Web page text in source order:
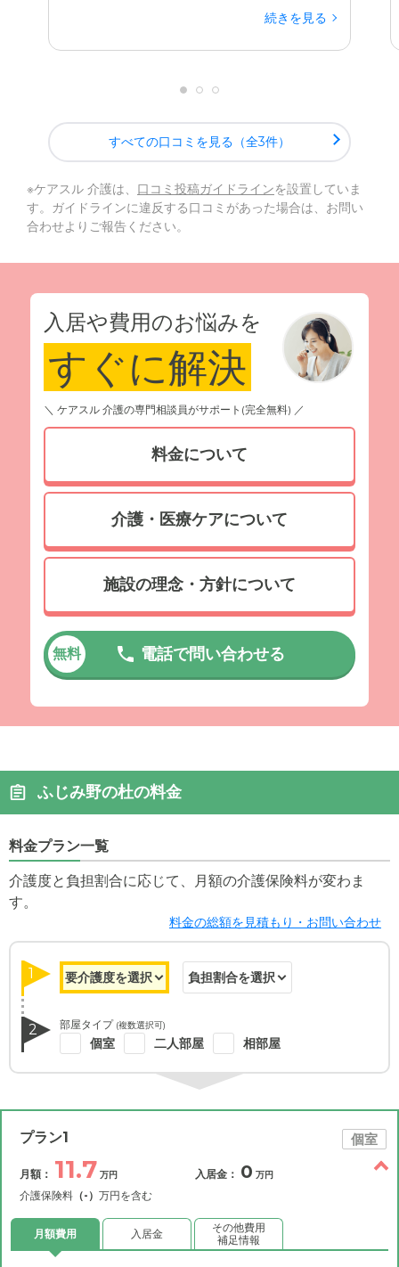
続きを見る
すべての口コミを見る（全3件）
※ケアスル 介護は、 口コミ投稿ガイドラインを設置していま
す。ガイドラインに違反する口コミがあった場合は、お問い
合わせよりご報告ください。
入居や費用のお悩みを
すぐに解決
＼ ケアスル 介護の専門相談員がサポート(完全無料) ／
料金について
介護・医療ケアについて
施設の理念・方針について
無料 電話で問い合わせる
ふじみ野の杜の料金
料金プラン一覧
介護度と負担割合に応じて、月額の介護保険料が変わま
す。
料金の総額を見積もり・お問い合わせ
1
2 部屋タイプ (複数選択可)
個室 二人部屋 相部屋
プラン1 個室
月額： 11.7 万円
介護保険料 （-） 万円を含む
入居金： 0 万円
月額費用 入居金
その他費用
補足情報